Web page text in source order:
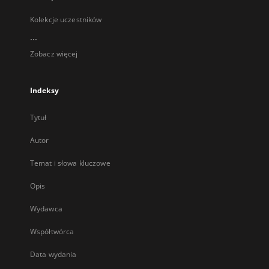
Kolekcje uczestników
...
Zobacz więcej
Indeksy
Tytuł
Autor
Temat i słowa kluczowe
Opis
Wydawca
Współtwórca
Data wydania